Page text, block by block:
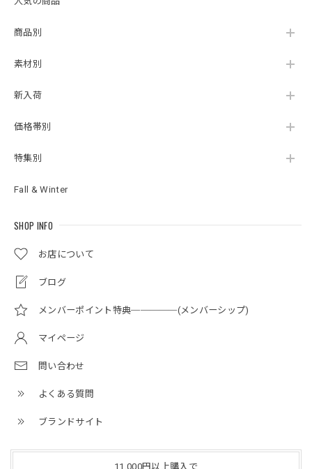
商品別
素材別
新入荷
価格帯別
特集別
Fall & Winter
SHOP INFO
お店について
ブログ
メンバーポイント特典─────(メンバーシップ)
マイページ
問い合わせ
よくある質問
ブランドサイト
11,000円以上購入で